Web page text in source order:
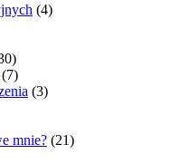
(4)
(7)
(3)
mnie? (21)